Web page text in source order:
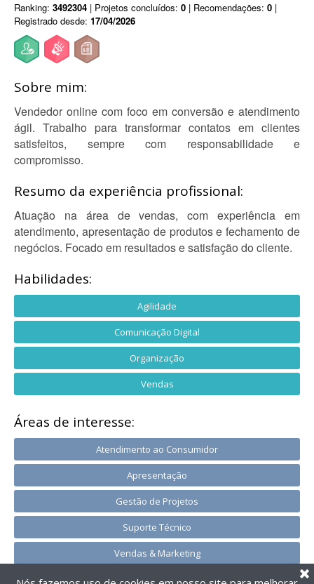
Ranking: 3492304 | Projetos concluídos: 0 | Recomendações: 0 |
Registrado desde: 17/04/2026
Sobre mim:
Vendedor online com foco em conversão e atendimento
ágil. Trabalho para transformar contatos em clientes
satisfeitos, sempre com responsabilidade e
compromisso.
Resumo da experiência profissional:
Atuação na área de vendas, com experiência em
atendimento, apresentação de produtos e fechamento de
negócios. Focado em resultados e satisfação do cliente.
Habilidades:
Agilidade
Comunicação Digital
Organização
Vendas
Áreas de interesse:
Atendimento ao Consumidor
Apresentação
Gestão de Projetos
Suporte Técnico
Vendas & Marketing